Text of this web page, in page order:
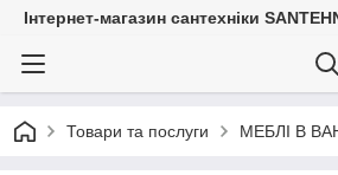
Інтернет-магазин сантехніки
Товари та послуги МЕБЛІ В